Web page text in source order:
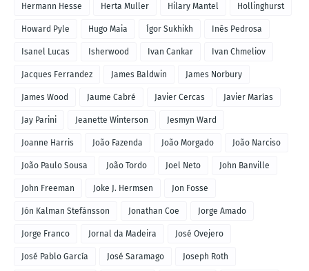
Hermann Hesse Herta Muller Hilary Mantel Hollinghurst
Howard Pyle Hugo Maia Ígor Sukhikh Inês Pedrosa
Isanel Lucas Isherwood Ivan Cankar Ivan Chmeliov
Jacques Ferrandez James Baldwin James Norbury
James Wood Jaume Cabré Javier Cercas Javier Marías
Jay Parini Jeanette Winterson Jesmyn Ward
Joanne Harris João Fazenda João Morgado João Narciso
João Paulo Sousa João Tordo Joel Neto John Banville
John Freeman Joke J. Hermsen Jon Fosse
Jón Kalman Stefánsson Jonathan Coe Jorge Amado
Jorge Franco Jornal da Madeira José Ovejero
José Pablo García José Saramago Joseph Roth